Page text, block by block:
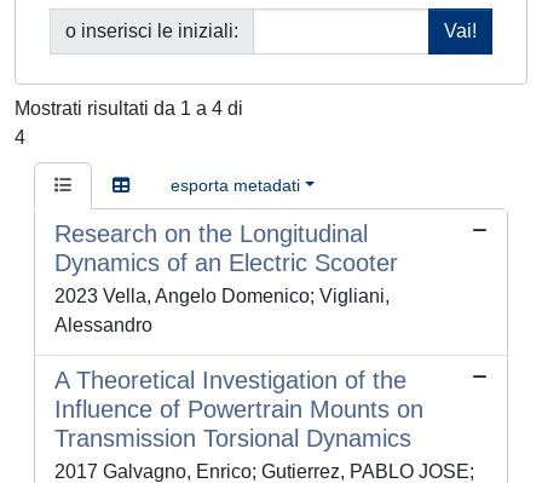
o inserisci le iniziali:
Mostrati risultati da 1 a 4 di
4
esporta metadati
Research on the Longitudinal
Dynamics of an Electric Scooter
2023 Vella, Angelo Domenico; Vigliani,
Alessandro
A Theoretical Investigation of the
Influence of Powertrain Mounts on
Transmission Torsional Dynamics
2017 Galvagno, Enrico; Gutierrez, PABLO JOSE;